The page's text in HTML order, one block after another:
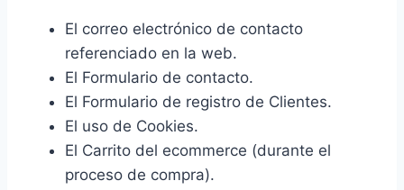
El correo electrónico de contacto
referenciado en la web.
El Formulario de contacto.
El Formulario de registro de Clientes.
El uso de Cookies.
El Carrito del ecommerce (durante el
proceso de compra).